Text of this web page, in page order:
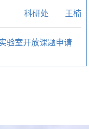
科研处 王楠
验室开放课题申请